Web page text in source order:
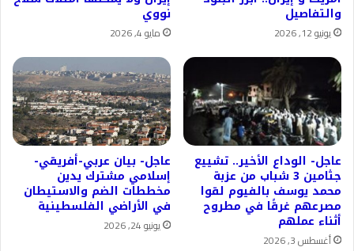
والتفاصيل
يونيو 12, 2026
نووي
مايو 4, 2026
عاجل- الوداع الأخير.. تشييع
جثامين 3 شباب من عزبة
محمد يوسف بالفيوم لقوا
مصرعهم غرقًا في مطروح
أثناء عملهم
أغسطس 3, 2026
عاجل- بيان عربي-أفريقي-
إسلامي مشترك يدين
مخططات الضم والاستيطان
في الأراضي الفلسطينية
يونيو 24, 2026